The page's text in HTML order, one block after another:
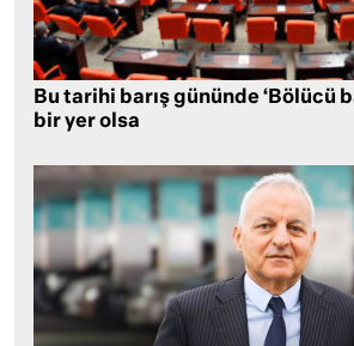
Bu tarihi barış gününde ‘Bölücü
bir yer olsa